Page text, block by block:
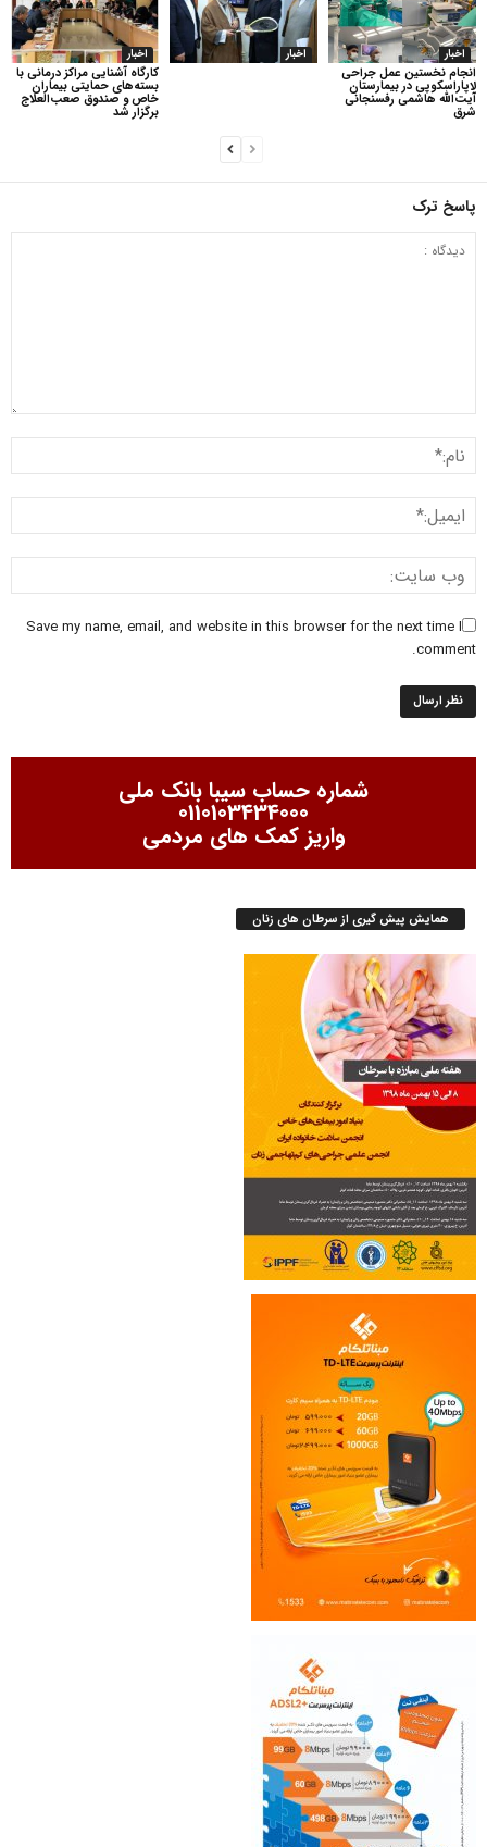
اخبار
کارگاه آشنایی مراکز درمانی با
بسته‌های حمایتی بیماران
خاص و صندوق صعب‌العلاج
برگزار شد
اخبار اخبار
انجام نخستین عمل جراحی
لاپاراسکوپی در بیمارستان
آیت‌الله هاشمی رفسنجانی
شرق
پاسخ ترک
Save my name, email, and website in this browser for the next time I
comment.
شماره حساب سیبا بانک ملی
0110103434000
واریز کمک های مردمی
همایش پیش گیری از سرطان های زنان